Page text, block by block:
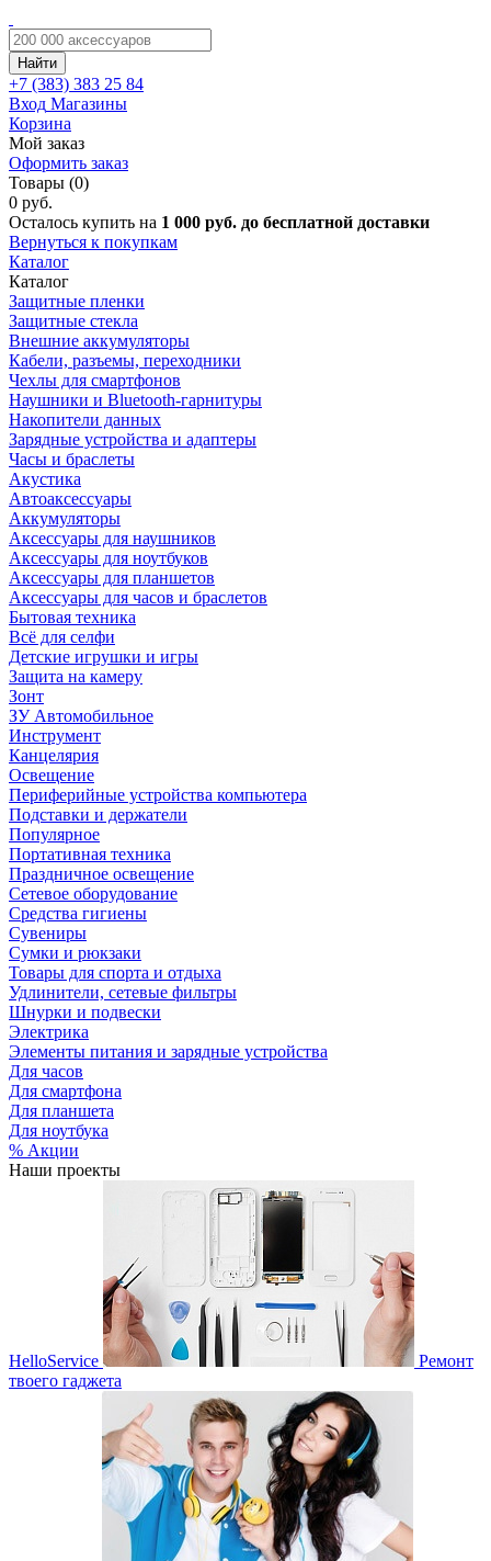
Найти
+7 (383) 383 25 84
Вход Магазины
Корзина
Мой заказ
Оформить заказ
Товары (0)
0 руб.
Осталось купить на 1 000 руб. до бесплатной доставки
Вернуться к покупкам
Каталог
Каталог
Защитные пленки
Защитные стекла
Внешние аккумуляторы
Кабели, разъемы, переходники
Чехлы для смартфонов
Наушники и Bluetooth-гарнитуры
Накопители данных
Зарядные устройства и адаптеры
Часы и браслеты
Акустика
Автоаксессуары
Аккумуляторы
Аксессуары для наушников
Аксессуары для ноутбуков
Аксессуары для планшетов
Аксессуары для часов и браслетов
Бытовая техника
Всё для селфи
Детские игрушки и игры
Защита на камеру
Зонт
ЗУ Автомобильное
Инструмент
Канцелярия
Освещение
Периферийные устройства компьютера
Подставки и держатели
Популярное
Портативная техника
Праздничное освещение
Сетевое оборудование
Средства гигиены
Сувениры
Сумки и рюкзаки
Товары для спорта и отдыха
Удлинители, сетевые фильтры
Шнурки и подвески
Электрика
Элементы питания и зарядные устройства
Для часов
Для смартфона
Для планшета
Для ноутбука
% Акции
Наши проекты
HelloService
Ремонт
твоего гаджета